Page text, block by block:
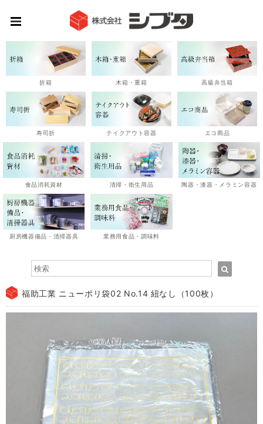
折箱 木箱・重箱 高級弁当箱
寿司折 テイクアウト容器 エコ商品
食品消耗資材 清掃・衛生用品 陶器・漆器・メラミン容器
厨房機器備品・清掃器具 業務用食品・調味料
福助工業 ニューポリ袋02 No.14 紐なし（100枚）